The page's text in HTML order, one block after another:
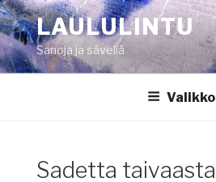
Siirry
sisältöönLAULULINTU
Sanoja ja säveliä
Valikko
Sadetta taivaasta